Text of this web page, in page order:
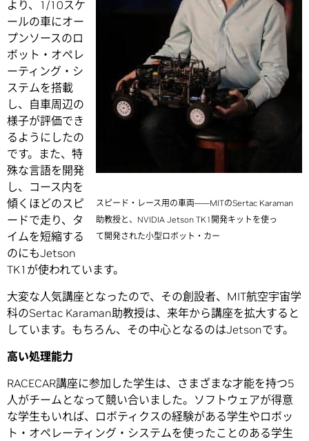
スピード・レース用の車両――MITのSertac Karaman
助教授と、NVIDIA Jetson TK1開発キットを使っ
て開発された小型ロボット・カー
より、1/10スケ
ールの車にオー
プンソースのロ
ボット・オペレ
ーティング・シ
ステムを搭載
し、自車周辺の
様子が評価でき
るようにしたの
です。また、特
殊な言語を開発
し、コース内を
傾くほどのスピ
ードで走り、タ
イムを短縮する
のにもJetson
TK1が使われています。
大変な人気講座となったので、その創設者、MIT航空宇宙学
科のSertac Karaman助教授は、来年から講座を拡大すると
しています。もちろん、その中心となるのはJetsonです。
高い処理能力
RACECAR講座に参加した学生は、さまざまな才能を持つ5
人がチームとなって競い合いました。ソフトウェアが得意
な学生もいれば、ロボティクスの経験がある学生やロボッ
ト・オペレーティング・システムを使ったことのある学生